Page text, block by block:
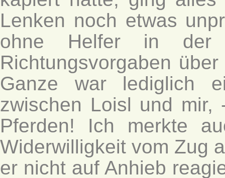
Lenken noch etwas
ohne Helfer in der
Richtungsvorgaben
Ganze war lediglich
zwischen Loisl und
Pferden! Ich merkte
Widerwilligkeit vom Zug
er nicht auf Anhieb